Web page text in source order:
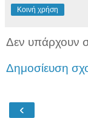
Κοινή χρήση
Δεν υπάρχουν
Δημοσίευση
‹